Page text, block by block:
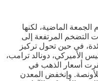
الماضية، لكنها
التضخم المرتفعة إلى
في حين تحول تركيز
الأميركي، دونالد ترامب،
أسعار الذهب في
عند 3336.66 دولار للأونصة. وإنخفض المعدن